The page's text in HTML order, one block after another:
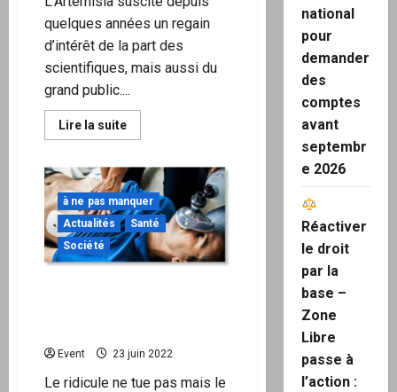
quelques années un regain
d’intérêt de la part des
scientifiques, mais aussi du
grand public....
Lire la suiteEn
savoir
Artemisia
annua
:
cette
plante
peut-
elle
réellement
à ne pas manquer
Actualités
Santé
Société
Event 23 juin 2022
Le ridicule ne tue pas mais le
national
pour
demander
des
comptes
avant
septembr
e 2026
Réactiver
le droit
par la
base –
Zone
Libre
passe à
l’action :